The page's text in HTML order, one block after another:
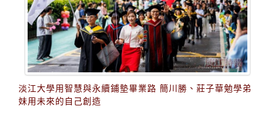
淡江大學用智慧與永續鋪墊畢業路 簡川勝、莊子華勉學弟
妹用未來的自己創造